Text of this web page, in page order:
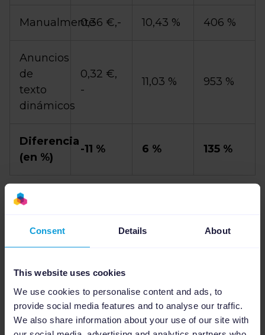
Consent Details About
This website uses cookies
We use cookies to personalise content and ads, to
provide social media features and to analyse our traffic.
We also share information about your use of our site with
Manualmente0,36 €,- 10,43 % 406 %
Anuncios
de
texto
dinámicos
0,32 €,
-
11,03 % 953 %
Diferencia
(en %)
-11 % 6 % 135 %
Consejos para usuarios (principiantes) de
grande y muy variada. «Por ejemplo, grandes
tiendas online con muchos productos, pero
también agencias de contratación con un
gran número de ofertas de empleo. Si se